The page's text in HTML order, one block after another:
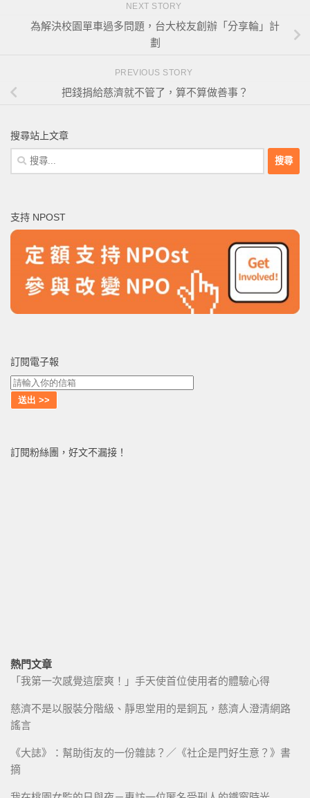
NEXT STORY
為解決校園單車過多問題，台大校友創辦「分享輪」計
劃
PREVIOUS STORY
把錢捐給慈濟就不管了，算不算做善事？
搜尋站上文章
搜
尋
字:
支持 NPOST
訂閱電子報
訂閱粉絲團，好文不漏接！
熱門文章
「我第一次感覺這麼爽！」手天使首位使用者的體驗心得
慈濟不是以服裝分階級、靜思堂用的是銅瓦，慈濟人澄清網路
謠言
《大誌》：幫助街友的一份雜誌？／《社企是門好生意？》書
摘